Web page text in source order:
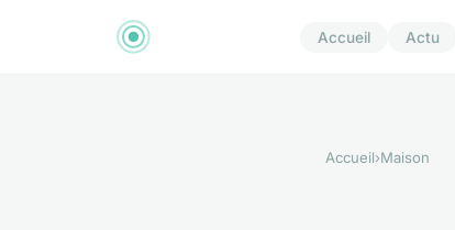
Accueil Actu
Accueil›Maison